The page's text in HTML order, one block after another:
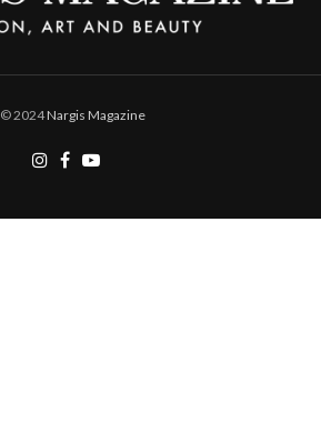
© 2024Nargis Magazine